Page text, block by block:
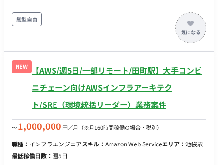
ダクトおよび受託開発プロジェクトにおけるアーキテクチャ設
計とTerraformによる構築 ・ポリシー策定・ガバナンス管理 ・
Google Cloudの利用ポリシー策定と管理（利便性とガバナンス
の向上） ・受託開発で利用するインフラ（AWS/Azureなど）の
環境整備と適切な措置の実施 ・監視体制・障害対応フローの構
築 ・SLO/SLAの設定、ログ収集・アラートなどの監視設定、障
害発生時の対応フローの策定 ・チームマネジメント・技術推進
向上支援 ・課題の特定・解決策の提示、継続的なインフラ改善
のソリューション提案 ・最新技術のキャッチアップとドキュメ
ント化による社内共有 ■開発環境： DB：MySQL, PostgreSQL,
Redis インフラ：Google Cloud, AWS, Azure, Terraform, Nginx,
Fluentd, CloudWatch, Datadog ■働き方： 稼働量：週5日（月
髪型自由
NEW
【AWS/週5日/一部リモート/田町駅】大手コンビ
ニチェーン向けAWSインフラアーキテク
ト/SRE（環境統括リーダー）業務案件
〜1,000,000 円／月 （※月160時間稼働の場合・税別）
職種： インフラエンジニアスキル： Amazon Web Serviceエリア： 池袋駅
最低稼働日数： 週5日